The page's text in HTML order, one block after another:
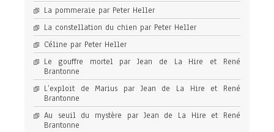
La pommeraie par Peter Heller
La constellation du chien par Peter Heller
Céline par Peter Heller
Le gouffre mortel par Jean de La Hire et René
Brantonne
L’exploit de Marius par Jean de La Hire et René
Brantonne
Au seuil du mystère par Jean de La Hire et René
Brantonne